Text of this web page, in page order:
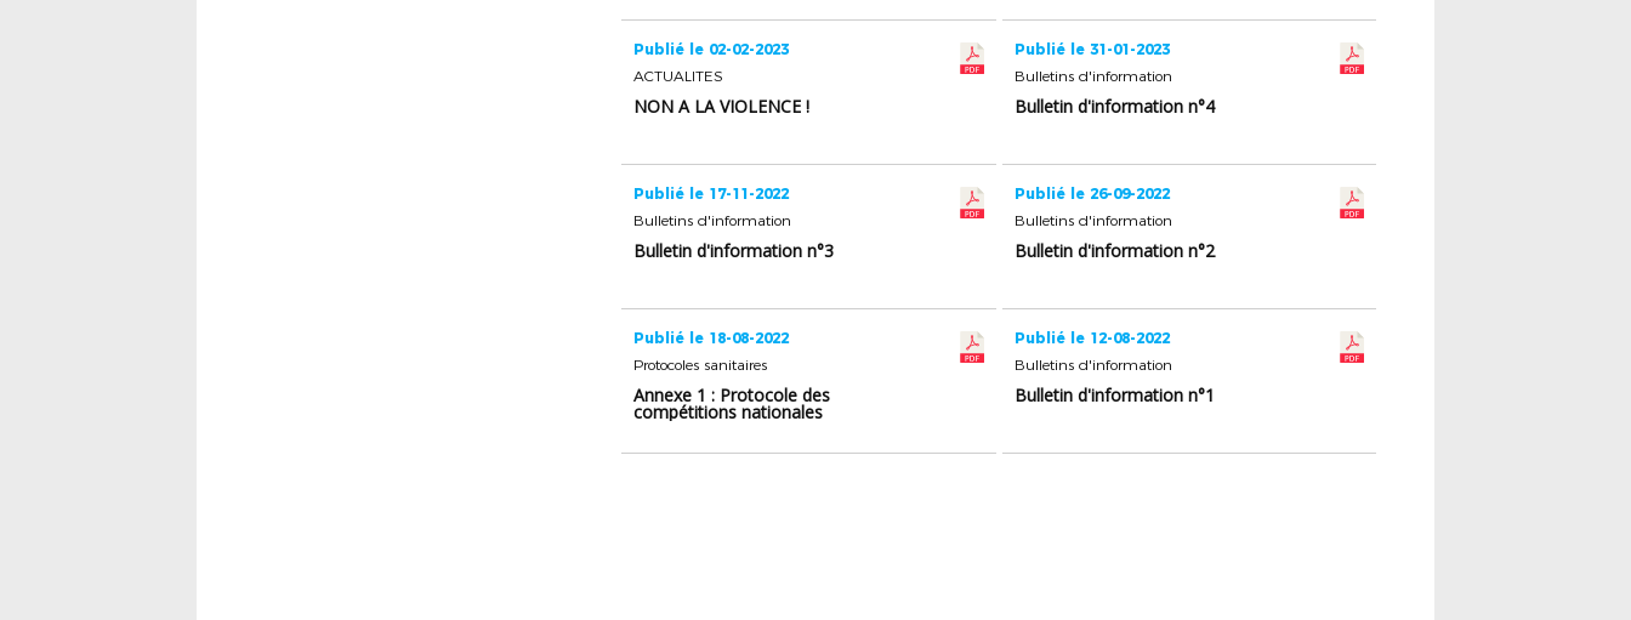
Publié le 02-02-2023
ACTUALITES
NON A LA VIOLENCE !
Publié le 31-01-2023
Bulletins d'information
Bulletin d'information n°4
Publié le 17-11-2022
Bulletins d'information
Bulletin d'information n°3
Publié le 26-09-2022
Bulletins d'information
Bulletin d'information n°2
Publié le 18-08-2022
Protocoles sanitaires
Annexe 1 : Protocole des
compétitions nationales
Publié le 12-08-2022
Bulletins d'information
Bulletin d'information n°1